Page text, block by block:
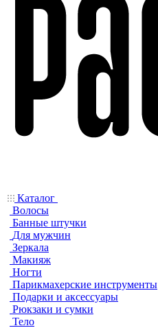
Каталог
Волосы
Банные штучки
Для мужчин
Зеркала
Макияж
Ногти
Парикмахерские инструменты
Подарки и аксессуары
Рюкзаки и сумки
Тело